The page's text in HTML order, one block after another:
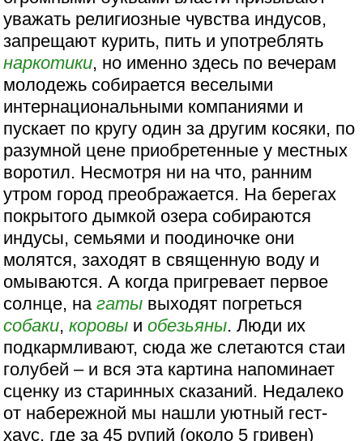
уважать религиозные чувства индусов,
запрещают курить, пить и употреблять
наркотики, но именно здесь по вечерам
молодежь собирается веселыми
интернациональными компаниями и
пускает по кругу один за другим косяки, по
разумной цене приобретенные у местных
воротил. Несмотря ни на что, ранним
утром город преображается. На берегах
покрытого дымкой озера собираются
индусы, семьями и поодиночке они
молятся, заходят в священную воду и
омываются. А когда пригревает первое
солнце, нагаты выходят погреться
собаки,коровы иобезьяны. Люди их
подкармливают, сюда же слетаются стаи
голубей – и вся эта картина напоминает
сценку из старинных сказаний. Недалеко
от набережной мы нашли уютный гест-
хаус, где за 45 рупий (около 5 гривен)